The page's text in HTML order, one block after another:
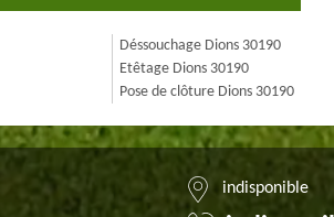
Déssouchage Dions 30190
Etêtage Dions 30190
Pose de clôture Dions 30190
indisponible